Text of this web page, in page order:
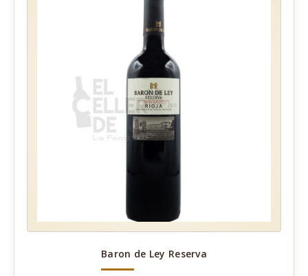
Baron de Ley Reserva